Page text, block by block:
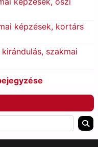
képzések, kortárs
szakmai